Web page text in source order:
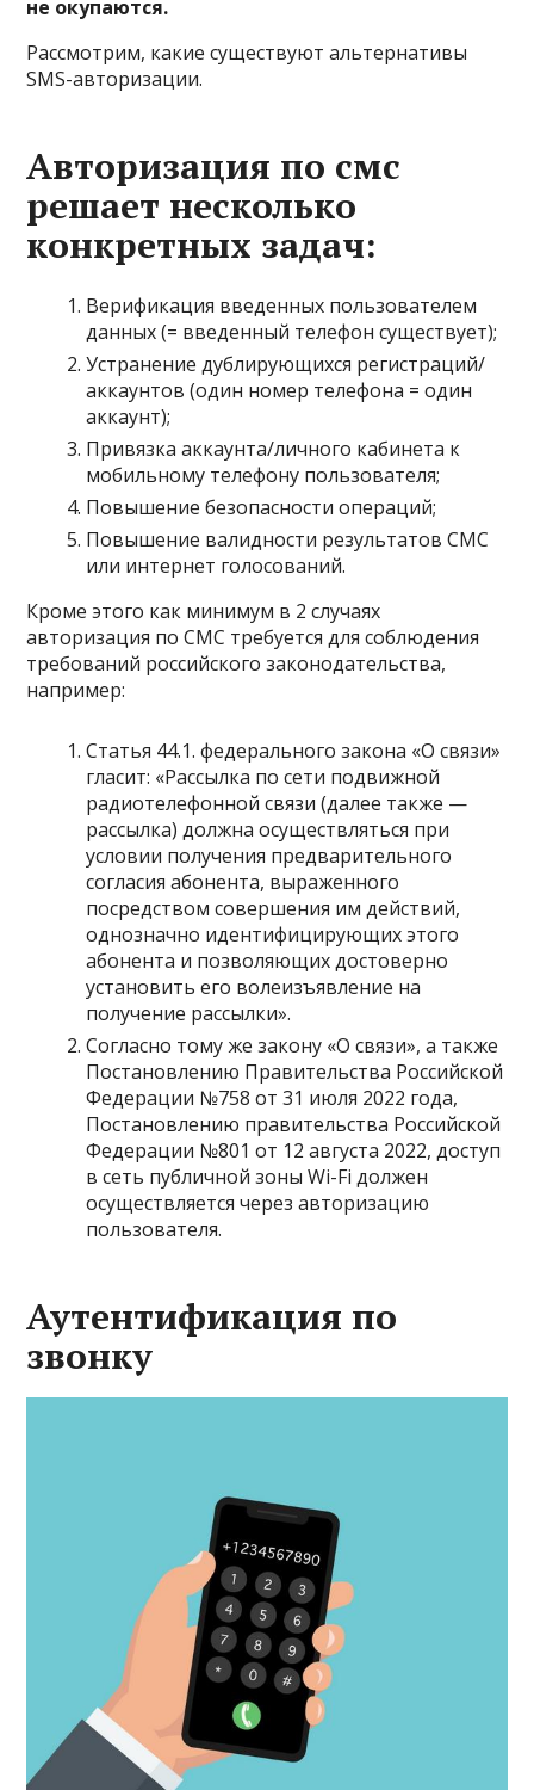
не окупаются.
Рассмотрим, какие существуют альтернативы
SMS-авторизации.
Авторизация по смс
решает несколько
конкретных задач:
Верификация введенных пользователем
данных (= введенный телефон существует);
Устранение дублирующихся регистраций/
аккаунтов (один номер телефона = один
аккаунт);
Привязка аккаунта/личного кабинета к
мобильному телефону пользователя;
Повышение безопасности операций;
Повышение валидности результатов СМС
или интернет голосований.
Кроме этого как минимум в 2 случаях
авторизация по СМС требуется для соблюдения
требований российского законодательства,
например:
Статья 44.1. федерального закона «О связи»
гласит: «Рассылка по сети подвижной
радиотелефонной связи (далее также —
рассылка) должна осуществляться при
условии получения предварительного
согласия абонента, выраженного
посредством совершения им действий,
однозначно идентифицирующих этого
абонента и позволяющих достоверно
установить его волеизъявление на
получение рассылки».
Согласно тому же закону «О связи», а также
Постановлению Правительства Российской
Федерации №758 от 31 июля 2022 года,
Постановлению правительства Российской
Федерации №801 от 12 августа 2022, доступ
в сеть публичной зоны Wi-Fi должен
осуществляется через авторизацию
пользователя.
Аутентификация по
звонку